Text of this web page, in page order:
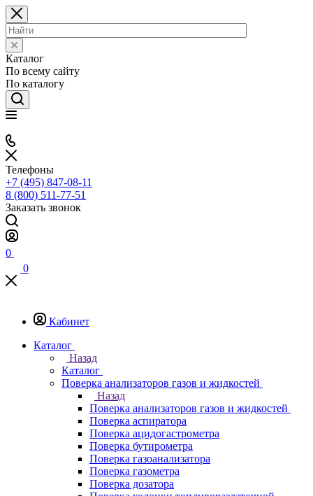
Каталог
По всему сайту
По каталогу
Телефоны
+7 (495) 847-08-11
8 (800) 511-77-51
Заказать звонок
0
0
Кабинет
Каталог
Назад
Каталог
Поверка анализаторов газов и жидкостей
Назад
Поверка анализаторов газов и жидкостей
Поверка аспиратора
Поверка ацидогастрометра
Поверка бутирометра
Поверка газоанализатора
Поверка газометра
Поверка дозатора